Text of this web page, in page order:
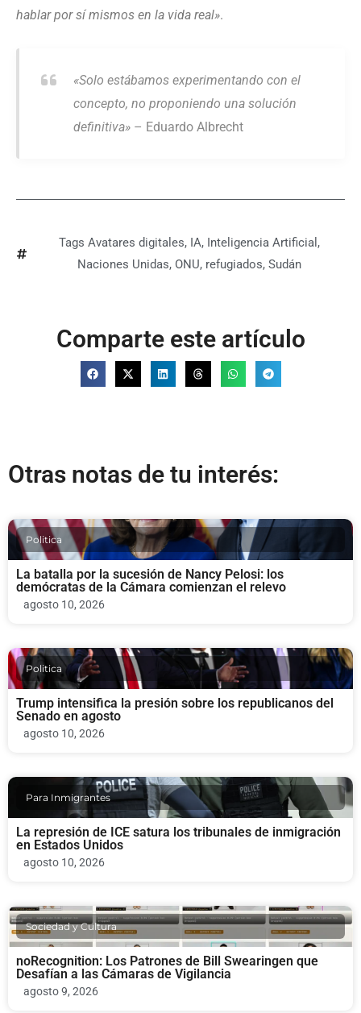
hablar por sí mismos en la vida real».
«Solo estábamos experimentando con el
concepto, no proponiendo una solución
definitiva» – Eduardo Albrecht
Tags Avatares digitales, IA, Inteligencia Artificial ,
Naciones Unidas, ONU, refugiados, Sudán
Comparte este artículo
Otras notas de tu interés:
Politica
La batalla por la sucesión de Nancy Pelosi: los
demócratas de la Cámara comienzan el relevo
agosto 10, 2026
Politica
Trump intensifica la presión sobre los republicanos del
Senado en agosto
agosto 10, 2026
Para Inmigrantes
La represión de ICE satura los tribunales de inmigración
en Estados Unidos
agosto 10, 2026
Sociedad y Cultura
noRecognition: Los Patrones de Bill Swearingen que
Desafían a las Cámaras de Vigilancia
agosto 9, 2026